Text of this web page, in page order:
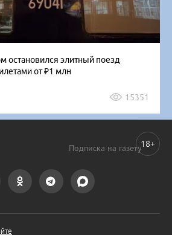
остановился элитный поезд
от ₽1 млн
15351
Подписка на газету18+